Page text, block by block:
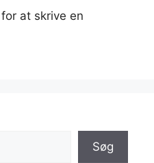
for at skrive en
Søg